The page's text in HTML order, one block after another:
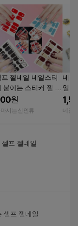
젤네일 네일스티
붙이는 스티커 젤 네
휴가 여행 봄 여름
을 겨울 셀프네일 1
원
시는신인류
네일
일
이아
톤
네일
프 젤네일
셀프 젤네일